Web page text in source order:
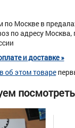
по Москве в
по адресу Москва,
и доставке »
об этом товаре
посмотреть